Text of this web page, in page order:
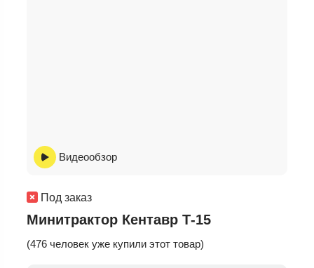
Видеообзор
Под заказ
Минитрактор Кентавр Т-15
(476 человек уже купили этот товар)